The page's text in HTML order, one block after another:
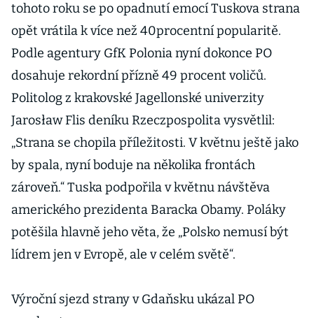
tohoto roku se po opadnutí emocí Tuskova strana
opět vrátila k více než 40procentní popularitě.
Podle agentury GfK Polonia nyní dokonce PO
dosahuje rekordní přízně 49 procent voličů.
Politolog z krakovské Jagellonské univerzity
Jarosław Flis deníku Rzeczpospolita vysvětlil:
„Strana se chopila příležitosti. V květnu ještě jako
by spala, nyní boduje na několika frontách
zároveň.“ Tuska podpořila v květnu návštěva
amerického prezidenta Baracka Obamy. Poláky
potěšila hlavně jeho věta, že „Polsko nemusí být
lídrem jen v Evropě, ale v celém světě“.
Výroční sjezd strany v Gdaňsku ukázal PO